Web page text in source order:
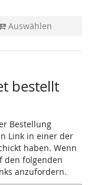
Auswählen
bestellt
Bestellung
Link in einer der
haben. Wenn
den folgenden
anzufordern.